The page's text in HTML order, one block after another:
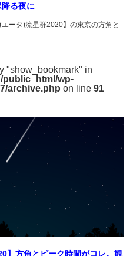
る夜に
タ)流星群2020】の東京の方角と
"show_bookmark" in
public_html/wp-
archive.php on line 91
】方角とピーク時間がコレ。観